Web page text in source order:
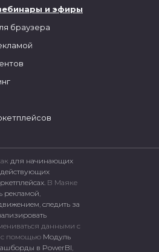
и эфиры
браузера
для начинающих
действующих
В Маяке
рекламой,
, следить за
данными с
c помощью Модуль
в PowerBI,